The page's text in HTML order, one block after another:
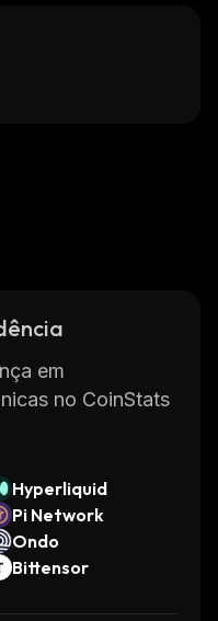
em
no CoinStats
Hyperliquid
Pi Network
Ondo
Bittensor